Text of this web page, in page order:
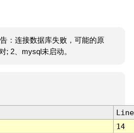
：连接数据库失败，可能的原
; 2、mysql未启动。
Line
14